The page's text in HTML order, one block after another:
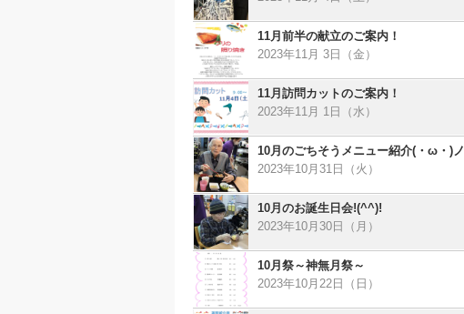
11月前半の献立のご案内！
2023年11月 3日（金）
11月訪問カットのご案内！
2023年11月 1日（水）
10月のごちそうメニュー紹介(・ω・)ノ
2023年10月31日（火）
10月のお誕生日会!(^^)!
2023年10月30日（月）
10月祭～神無月祭～
2023年10月22日（日）